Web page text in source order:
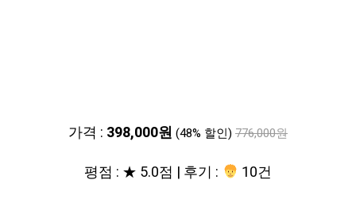
가격 : 398,000원 (48% 할인) 776,000원
평점 : ★ 5.0점 | 후기 : 10건